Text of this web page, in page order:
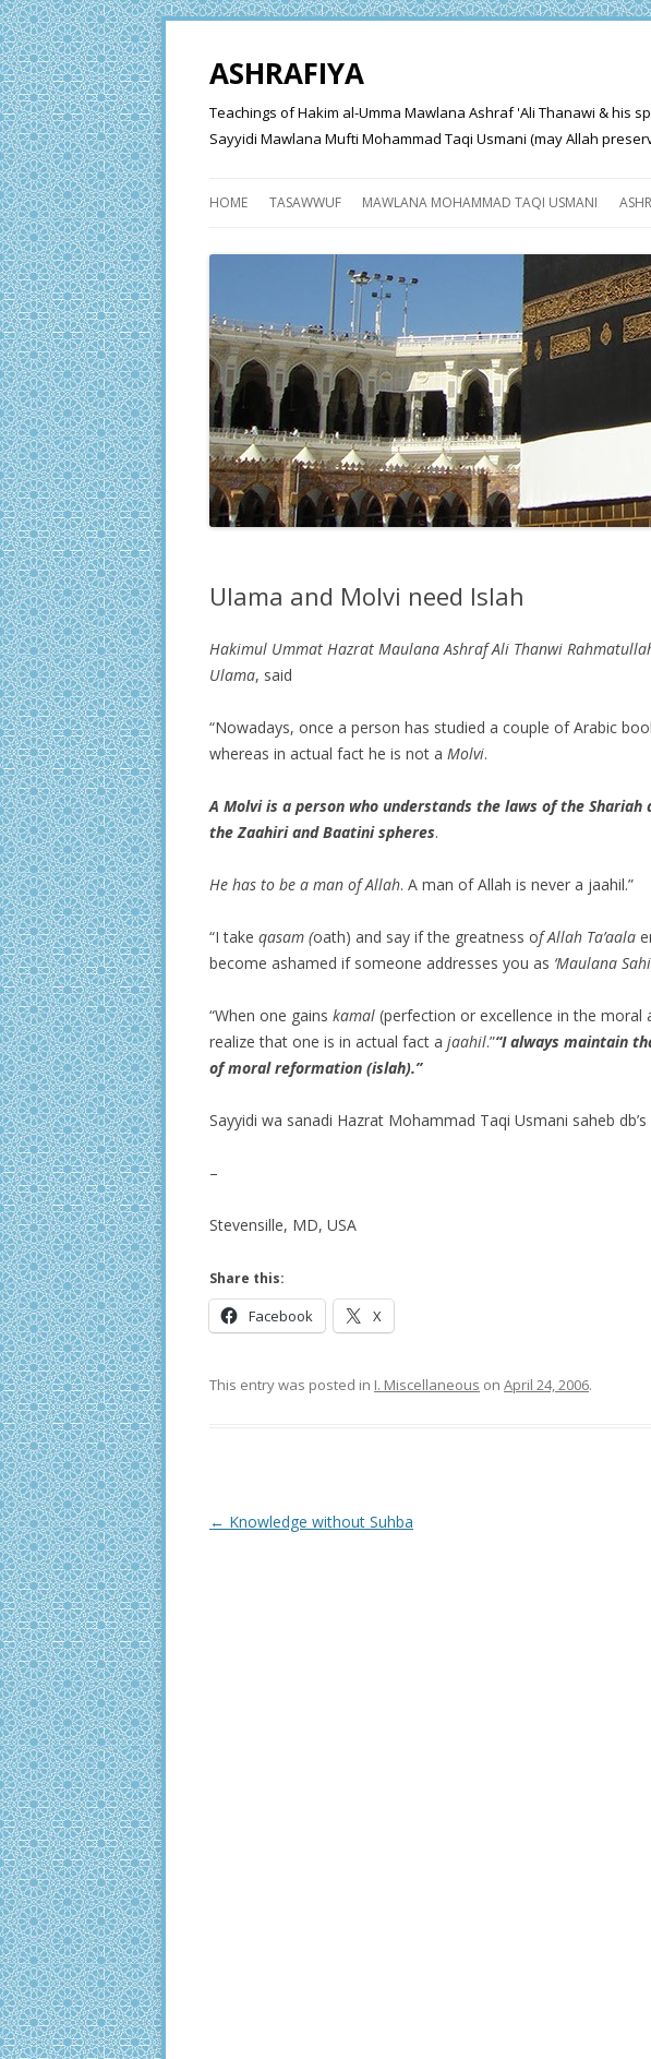
ASHRAFIYA
Teachings of Hakim al-Umma Mawlana Ashraf 'Ali Thanawi & his
Sayyidi Mawlana Mufti Mohammad Taqi Usmani (may Allah
HOME TASAWWUF MAWLANA MOHAMMAD TAQI USMANI
Ulama and Molvi need Islah
Hakimul Ummat Hazrat Maulana Ashraf Ali Thanwi
Ulama, said
“Nowadays, once a person has studied a couple of Arabic
whereas in actual fact he is not a Molvi.
A Molvi is a person who understands the laws of the
the Zaahiri and Baatini spheres.
He has to be a man of Allah. A man of Allah is never a jaahil.”
“I take qasam (oath) and say if the greatness of Allah Ta’aala
become ashamed if someone addresses you as ‘Maulana
“When one gains kamal (perfection or excellence in the moral
realize that one is in actual fact a jaahil.”“I always maintain
of moral reformation (islah).”
Sayyidi wa sanadi Hazrat Mohammad Taqi Usmani saheb db’s
–
Stevensille, MD, USA
Share this:
Facebook X
This entry was posted in I. Miscellaneous on April 24, 2006.
Post
← Knowledge without Suhba